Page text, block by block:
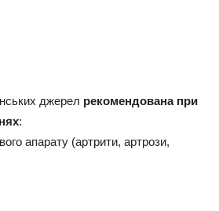
джерел рекомендована при
:
апарату (артрити, артрози,